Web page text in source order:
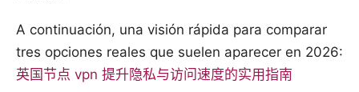
A continuación, una visión rápida para comparar
tres opciones reales que suelen aparecer en 2026:
英国节点 vpn 提升隐私与访问速度的实用指南